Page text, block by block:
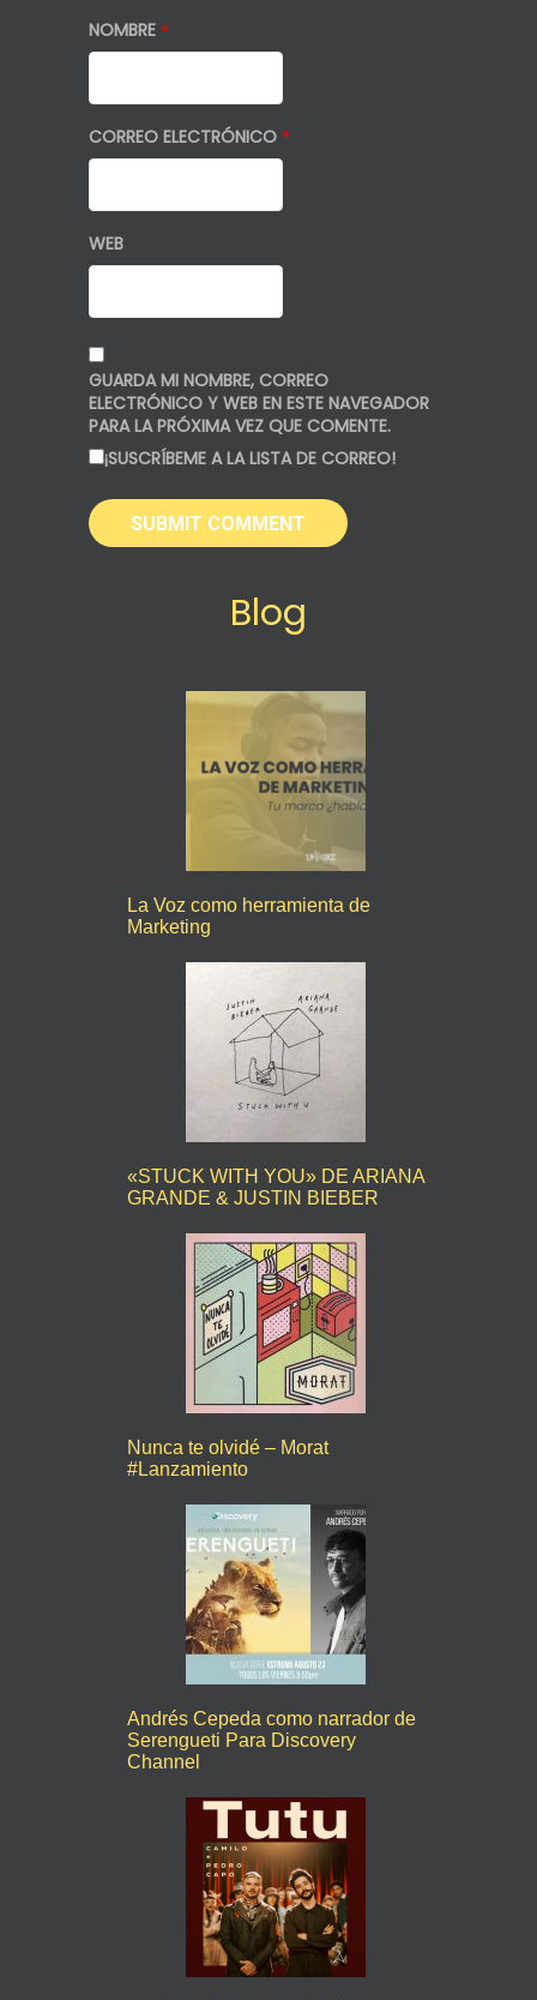
NOMBRE *
CORREO ELECTRÓNICO *
WEB
GUARDA MI NOMBRE, CORREO
ELECTRÓNICO Y WEB EN ESTE NAVEGADOR
PARA LA PRÓXIMA VEZ QUE COMENTE.
¡SUSCRÍBEME A LA LISTA DE CORREO!
Blog
La Voz como herramienta de
Marketing
«STUCK WITH YOU» DE ARIANA
GRANDE & JUSTIN BIEBER
Nunca te olvidé – Morat
#Lanzamiento
Andrés Cepeda como narrador de
Serengueti Para Discovery
Channel